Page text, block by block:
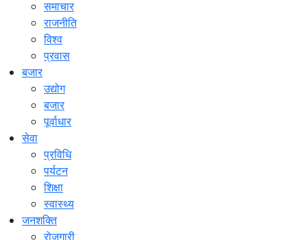
समाचार
राजनीति
विश्व
प्रवास
बजार
उद्योग
बजार
पूर्वाधार
सेवा
प्रविधि
पर्यटन
शिक्षा
स्वास्थ्य
जनशक्ति
रोजगारी